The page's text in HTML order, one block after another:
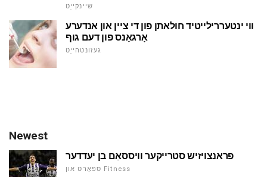
שיינקייַט
ווי ינטעררילייטיד חולאתן פון די ציין און אנדערע
אָרגאַנס פון דעם גוף
געזונטהייַט
Newest
פראנצויזיש סטרייקער וויססאַם בן יעדדער
ספּאָרט און Fitness